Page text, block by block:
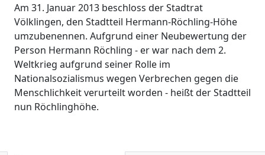
Am 31. Januar 2013 beschloss der Stadtrat
Völklingen, den Stadtteil Hermann-Röchling-Höhe
umzubenennen. Aufgrund einer Neubewertung der
Person Hermann Röchling - er war nach dem 2.
Weltkrieg aufgrund seiner Rolle im
Nationalsozialismus wegen Verbrechen gegen die
Menschlichkeit verurteilt worden - heißt der Stadtteil
nun Röchlinghöhe.